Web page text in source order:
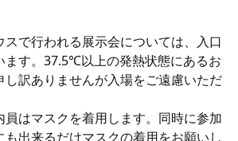
スで行われる展示会については、入口
ます。37.5℃以上の発熱状態にあるお
し訳ありませんが入場をご遠慮いただ
員はマスクを着用します。同時に参加
も出来るだけマスクの着用をお願いし